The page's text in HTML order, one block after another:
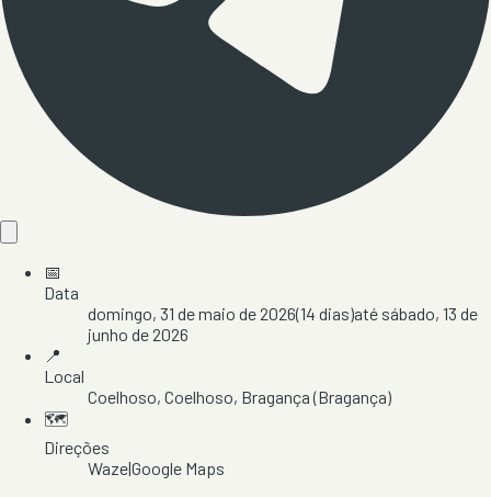
📅
Data
domingo, 31 de maio de 2026(14 dias)até sábado, 13 de
junho de 2026
📍
Local
Coelhoso, Coelhoso, Bragança(Bragança)
🗺️
Direções
Waze|Google Maps